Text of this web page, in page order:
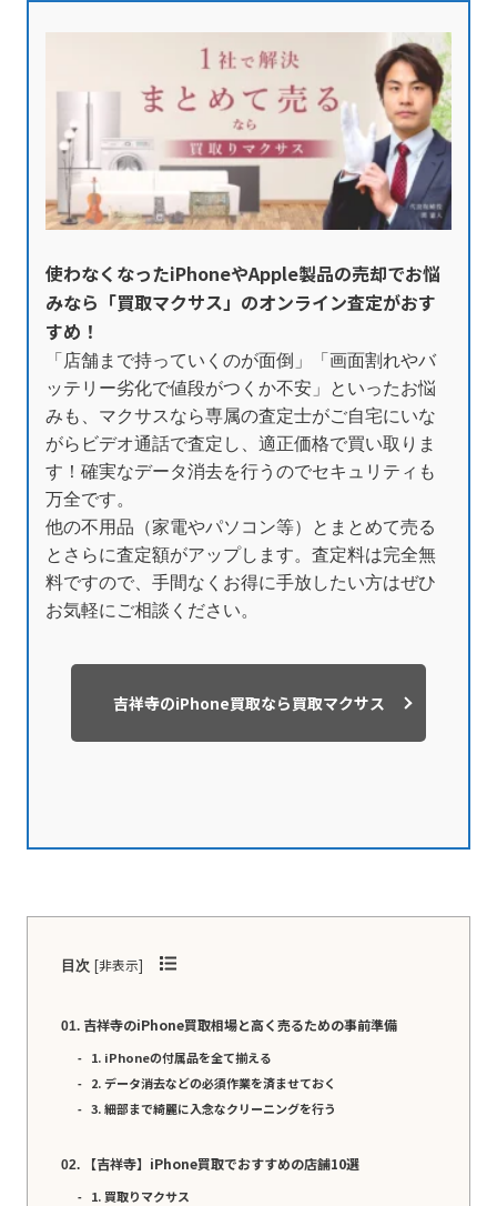
使わなくなったiPhoneやApple製品の売却でお悩
みなら「買取マクサス」のオンライン査定がおす
すめ！
「店舗まで持っていくのが面倒」「画面割れやバ
ッテリー劣化で値段がつくか不安」といったお悩
みも、マクサスなら専属の査定士がご自宅にいな
がらビデオ通話で査定し、適正価格で買い取りま
す！確実なデータ消去を行うのでセキュリティも
万全です。
他の不用品（家電やパソコン等）とまとめて売る
とさらに査定額がアップします。査定料は完全無
料ですので、手間なくお得に手放したい方はぜひ
お気軽にご相談ください。
吉祥寺のiPhone買取なら買取マクサス
目次 [非表示]
吉祥寺のiPhone買取相場と高く売るための事前準備
1. iPhoneの付属品を全て揃える
2. データ消去などの必須作業を済ませておく
3. 細部まで綺麗に入念なクリーニングを行う
【吉祥寺】iPhone買取でおすすめの店舗10選
1. 買取りマクサス